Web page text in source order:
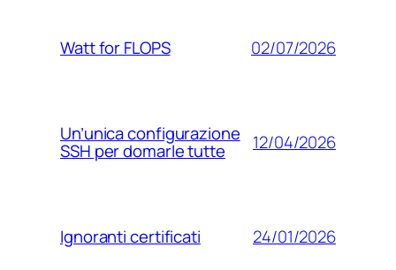
Watt for FLOPS 02/07/2026
Un’unica configurazione
SSH per domarle tutte 12/04/2026
Ignoranti certificati 24/01/2026